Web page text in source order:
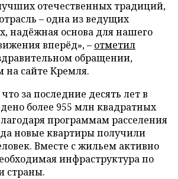
отечественных традиций,
– одна из ведущих
надёжная основа для нашего
вперёд», – отметил
обращении,
на сайте Кремля.
за последние десять лет в
более 955 млн квадратных
программам расселения
новые квартиры получили
Вместе с жильем активно
инфраструктура по
страны.